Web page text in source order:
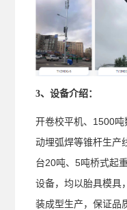
3、设备介绍：
开卷校平机、1500
动埋弧焊等锥杆生产
台20吨、5吨桥式起
设备，均以胎具模具
装成型生产，保证品